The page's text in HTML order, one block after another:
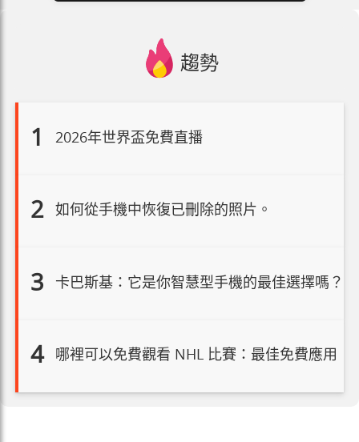
趨勢
1 2026年世界盃免費直播
2 如何從手機中恢復已刪除的照片。
3 卡巴斯基：它是你智慧型手機的最佳選擇嗎？
4 哪裡可以免費觀看 NHL 比賽：最佳免費應用